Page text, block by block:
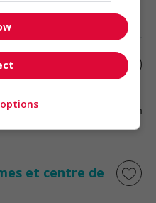
et centre de